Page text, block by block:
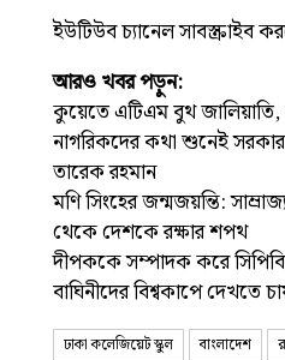
ইউটিউব চ্যানেল সাবস্ক্রাইব
আরও খবর পড়ুন:
কুয়েতে এটিএম বুথ জালিয়াতি,
নাগরিকদের কথা শুনেই
তারেক রহমান
মণি সিংহের জন্মজয়ন্তি:
থেকে দেশকে রক্ষার শপথ
দীপককে সম্পাদক করে
বাঘিনীদের বিশ্বকাপে দেখতে
ঢাকা কলেজিয়েট স্কুল বাংলাদেশ